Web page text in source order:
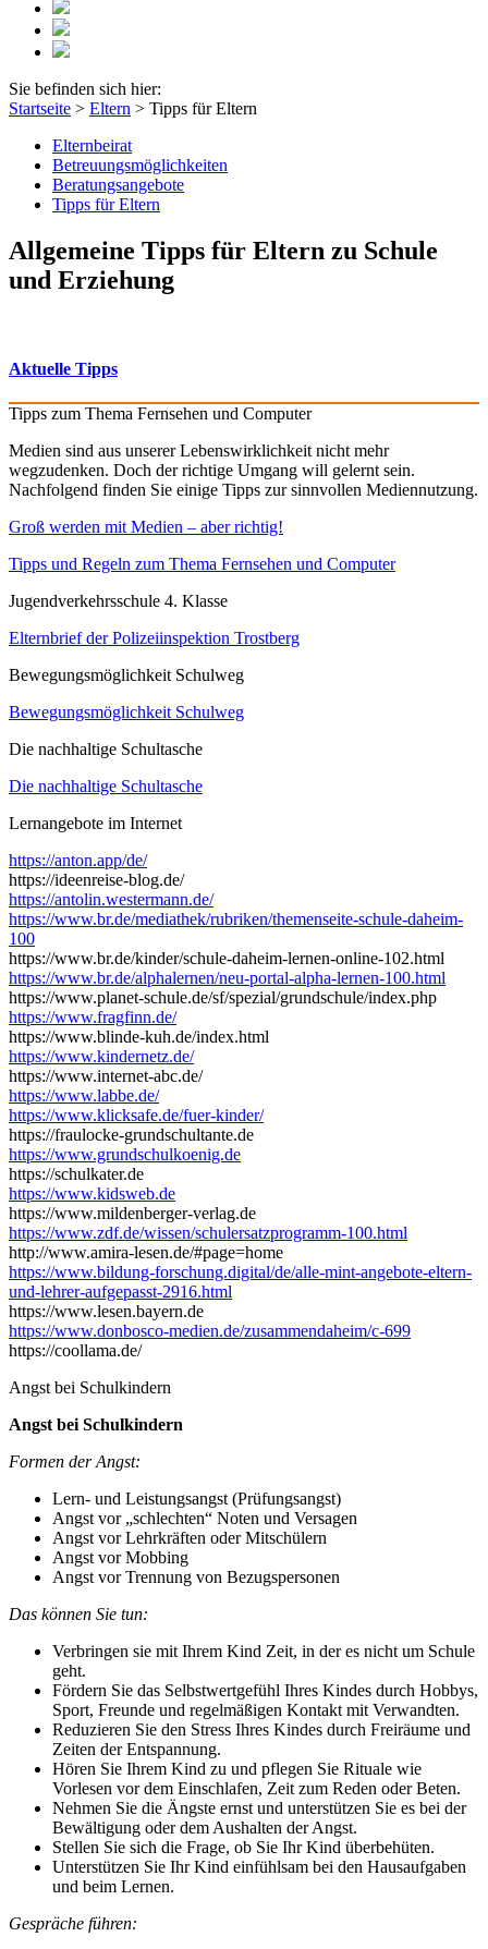
Sie befinden sich hier:
Startseite > Eltern > Tipps für Eltern
Elternbeirat
Betreuungsmöglichkeiten
Beratungsangebote
Tipps für Eltern
Allgemeine Tipps für Eltern zu Schule
und Erziehung
Aktuelle Tipps
Tipps zum Thema Fernsehen und Computer
Medien sind aus unserer Lebenswirklichkeit nicht mehr
wegzudenken. Doch der richtige Umgang will gelernt sein.
Nachfolgend finden Sie einige Tipps zur sinnvollen Mediennutzung.
Groß werden mit Medien – aber richtig!
Tipps und Regeln zum Thema Fernsehen und Computer
Jugendverkehrsschule 4. Klasse
Elternbrief der Polizeiinspektion Trostberg
Bewegungsmöglichkeit Schulweg
Bewegungsmöglichkeit Schulweg
Die nachhaltige Schultasche
Die nachhaltige Schultasche
Lernangebote im Internet
https://anton.app/de/
https://ideenreise-blog.de/
https://antolin.westermann.de/
https://www.br.de/mediathek/rubriken/themenseite-schule-daheim-
100
https://www.br.de/kinder/schule-daheim-lernen-online-102.html
https://www.br.de/alphalernen/neu-portal-alpha-lernen-100.html
https://www.planet-schule.de/sf/spezial/grundschule/index.php
https://www.fragfinn.de/
https://www.blinde-kuh.de/index.html
https://www.kindernetz.de/
https://www.internet-abc.de/
https://www.labbe.de/
https://www.klicksafe.de/fuer-kinder/
https://fraulocke-grundschultante.de
https://www.grundschulkoenig.de
https://schulkater.de
https://www.kidsweb.de
https://www.mildenberger-verlag.de
https://www.zdf.de/wissen/schulersatzprogramm-100.html
http://www.amira-lesen.de/#page=home
https://www.bildung-forschung.digital/de/alle-mint-angebote-eltern-
und-lehrer-aufgepasst-2916.html
https://www.lesen.bayern.de
https://www.donbosco-medien.de/zusammendaheim/c-699
https://coollama.de/
Angst bei Schulkindern
Angst bei Schulkindern
Formen der Angst:
Lern- und Leistungsangst (Prüfungsangst)
Angst vor „schlechten“ Noten und Versagen
Angst vor Lehrkräften oder Mitschülern
Angst vor Mobbing
Angst vor Trennung von Bezugspersonen
Das können Sie tun:
Verbringen sie mit Ihrem Kind Zeit, in der es nicht um Schule
geht.
Fördern Sie das Selbstwertgefühl Ihres Kindes durch Hobbys,
Sport, Freunde und regelmäßigen Kontakt mit Verwandten.
Reduzieren Sie den Stress Ihres Kindes durch Freiräume und
Zeiten der Entspannung.
Hören Sie Ihrem Kind zu und pflegen Sie Rituale wie
Vorlesen vor dem Einschlafen, Zeit zum Reden oder Beten.
Nehmen Sie die Ängste ernst und unterstützen Sie es bei der
Bewältigung oder dem Aushalten der Angst.
Stellen Sie sich die Frage, ob Sie Ihr Kind überbehüten.
Unterstützen Sie Ihr Kind einfühlsam bei den Hausaufgaben
und beim Lernen.
Gespräche führen: